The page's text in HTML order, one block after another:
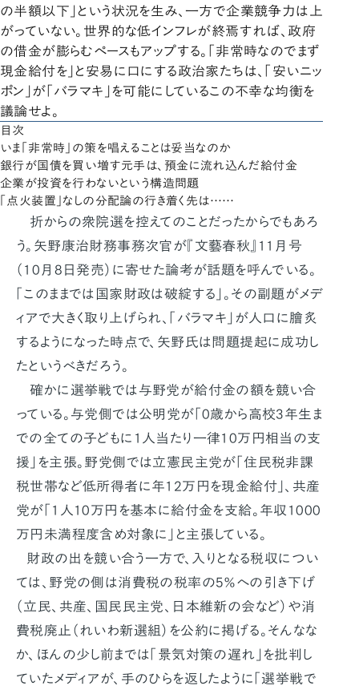
の半額以下」という状況を生み、一方で企業競争力は上
がっていない。世界的な低インフレが終焉すれば、政府
の借金が膨らむペースもアップする。「非常時なのでまず
現金給付を」と安易に口にする政治家たちは、「安いニッ
ポン」が「バラマキ」を可能にしているこの不幸な均衡を
議論せよ。
目次
いま「非常時」の策を唱えることは妥当なのか
銀行が国債を買い増す元手は、預金に流れ込んだ給付金
企業が投資を行わないという構造問題
「点火装置」なしの分配論の行き着く先は……
折からの衆院選を控えてのことだったからでもあろ
う。矢野康治財務事務次官が『文藝春秋』11月号
（10月8日発売）に寄せた論考が話題を呼んでいる。
「このままでは国家財政は破綻する」。その副題がメデ
ィアで大きく取り上げられ、「バラマキ」が人口に膾炙
するようになった時点で、矢野氏は問題提起に成功し
たというべきだろう。
確かに選挙戦では与野党が給付金の額を競い合
っている。与党側では公明党が「0歳から高校3年生ま
での全ての子どもに1人当たり一律10万円相当の支
援」を主張。野党側では立憲民主党が「住民税非課
税世帯など低所得者に年12万円を現金給付」、共産
党が「1人10万円を基本に給付金を支給。年収1000
万円未満程度含め対象に」と主張している。
財政の出を競い合う一方で、入りとなる税収につい
ては、野党の側は消費税の税率の5％への引き下げ
（立民、共産、国民民主党、日本維新の会など）や消
費税廃止（れいわ新選組）を公約に掲げる。そんなな
か、ほんの少し前までは「景気対策の遅れ」を批判し
ていたメディアが、手のひらを返したように「選挙戦で